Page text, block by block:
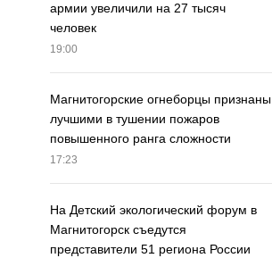
армии увеличили на 27 тысяч
человек
19:00
Магнитогорские огнеборцы признаны
лучшими в тушении пожаров
повышенного ранга сложности
17:23
На Детский экологический форум в
Магнитогорск съедутся
представители 51 региона России